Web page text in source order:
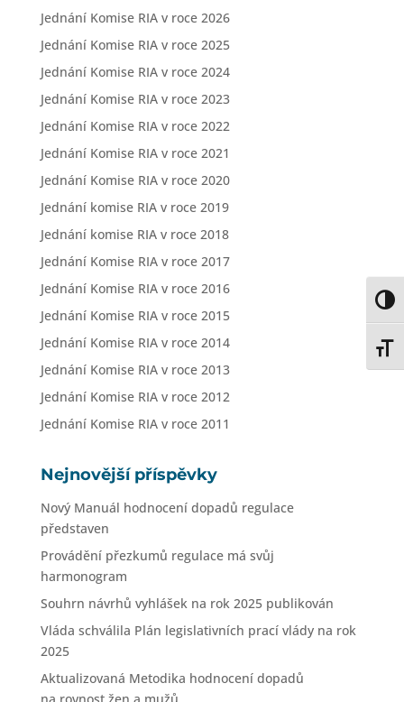
Jednání Komise RIA v roce 2026
Jednání Komise RIA v roce 2025
Jednání Komise RIA v roce 2024
Jednání Komise RIA v roce 2023
Jednání Komise RIA v roce 2022
Jednání Komise RIA v roce 2021
Jednání Komise RIA v roce 2020
Jednání komise RIA v roce 2019
Jednání komise RIA v roce 2018
Jednání Komise RIA v roce 2017
Jednání Komise RIA v roce 2016
Jednání Komise RIA v roce 2015
Jednání Komise RIA v roce 2014
Jednání Komise RIA v roce 2013
Jednání Komise RIA v roce 2012
Jednání Komise RIA v roce 2011
Nejnovější příspěvky
Nový Manuál hodnocení dopadů regulace
představen
Provádění přezkumů regulace má svůj
harmonogram
Souhrn návrhů vyhlášek na rok 2025 publikován
Vláda schválila Plán legislativních prací vlády na rok
2025
Aktualizovaná Metodika hodnocení dopadů